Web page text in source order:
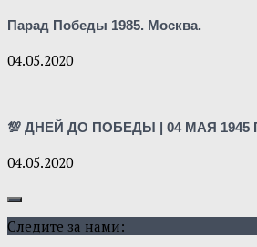
Парад Победы 1985. Москва.
04.05.2020
💯 ДНЕЙ ДО ПОБЕДЫ | 04 МАЯ 1945
04.05.2020
Следите за нами: